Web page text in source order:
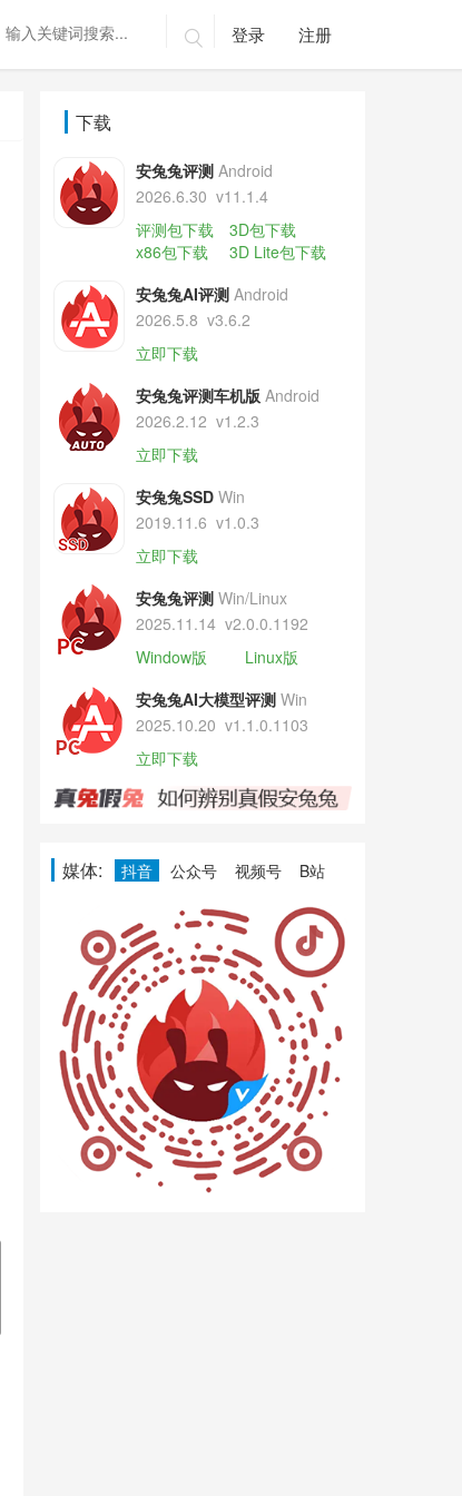
 登录 注册
下载
安兔兔评测 Android
2026.6.30 v11.1.4
评测包下载
3D包下载
x86包下载
3D Lite包下载
安兔兔AI评测 Android
2026.5.8 v3.6.2
立即下载
安兔兔评测车机版 Android
2026.2.12 v1.2.3
立即下载
安兔兔SSD Win
2019.11.6 v1.0.3
立即下载
安兔兔评测 Win/Linux
2025.11.14 v2.0.0.1192
Window版
Linux版
安兔兔AI大模型评测 Win
2025.10.20 v1.1.0.1103
立即下载
媒体: 抖音 公众号 视频号 B站